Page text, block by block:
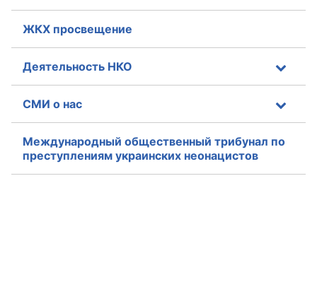
ЖКХ просвещение
Деятельность НКО
СМИ о нас
Международный общественный трибунал по
преступлениям украинских неонацистов